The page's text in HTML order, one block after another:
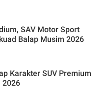
SAV Motor Sport
Balap Musim 2026
Karakter SUV Premium
2026